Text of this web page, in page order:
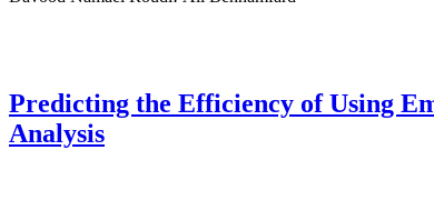
Predicting the Efficiency of Using
Analysis